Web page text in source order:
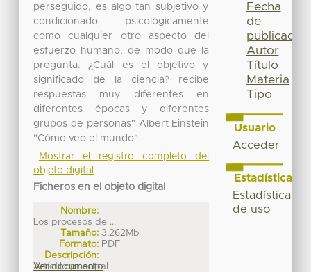
perseguido, es algo tan subjetivo y
condicionado psicológicamente
como cualquier otro aspecto del
esfuerzo humano, de modo que la
pregunta. ¿Cuál es el objetivo y
significado de la ciencia? recibe
respuestas muy diferentes en
diferentes épocas y diferentes
grupos de personas" Albert Einstein
"Cómo veo el mundo"
Mostrar el registro completo del
objeto digital
Ficheros en el objeto digital
Nombre:
Los procesos de ...
Tamaño: 3.262Mb
Formato: PDF
Descripción:
Artículo principal
Ver documento
Fecha
de
publicación
Autor
Título
Materia
Tipo
Usuario
Acceder
Estadísticas
Estadísticas
de uso